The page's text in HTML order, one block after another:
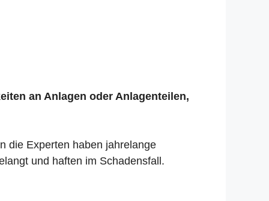
an Anlagen oder Anlagenteilen,
die Experten haben jahrelange
und haften im Schadensfall.